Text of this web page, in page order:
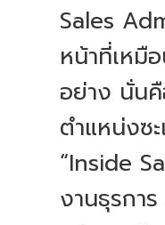
Sales
หน้าที่เหมื
อย่าง นั่น
ตำแหน่งซ
“Inside
งานธุรกา